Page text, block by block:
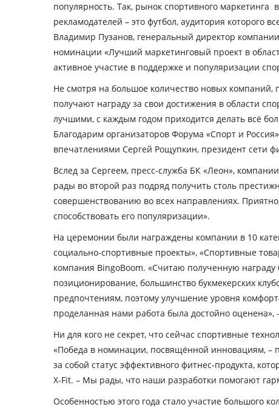
популярность. Так, рынок спортивного
рекламодателей – это футбол, аудитория которого
Владимир Пузанов, генеральный директор
номинации «Лучший маркетинговый проект в
активное участие в поддержке и популяризации
Не смотря на большое количество новых
получают награду за свои достижения в области
лучшими, с каждым годом приходится делать всё
Благодарим организаторов Форума «Спорт и
впечатлениями Сергей Рощупкин, президент сети
Вслед за Сергеем, пресс-служба БК «Леон»,
рады во второй раз подряд получить столь
совершенствованию во всех направлениях.
способствовать его популяризации».
На церемонии были награждены компании в 10
социально-спортивные проекты», «Спортивные
компания BingoBoom. «Считаю полученную награду
позиционирование, большинство букмекерских
предпочтениям, поэтому улучшение уровня
проделанная нами работа была достойно оценена», -
Ни для кого не секрет, что сейчас спортивные
«Победа в номинации, посвящённой инновациям, –
за собой статус эффективного фитнес-продукта,
X-Fit. – Мы рады, что наши разработки помогают
Особенностью этого года стало участие большого